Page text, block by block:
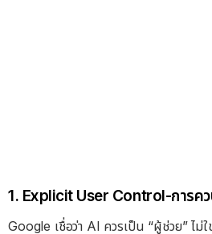
1. Explicit User Control-การค
Google เชื่อว่า AI ควรเป็น “ผู้ช่วย” ไ